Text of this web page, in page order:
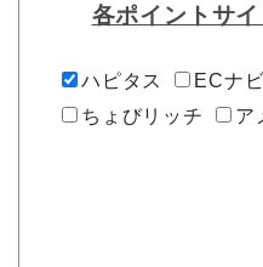
各ポイントサ
ハピタス ECナビ
ちょびリッチ
ア